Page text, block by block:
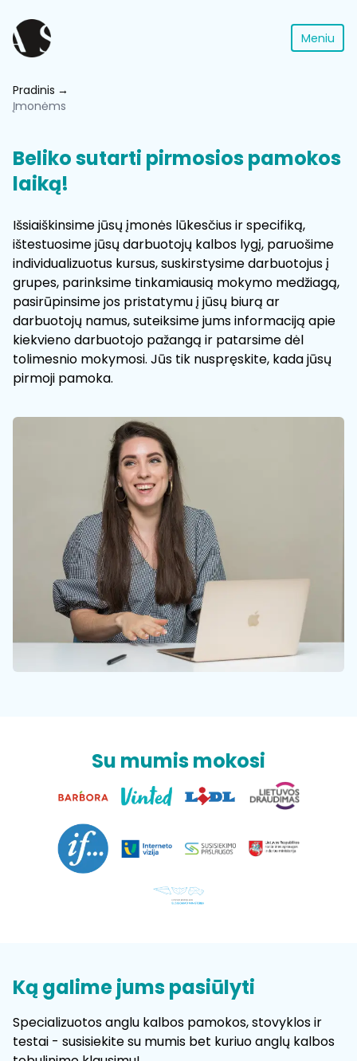
Meniu
Pradinis
Įmonėms
Beliko sutarti pirmosios pamokos
laiką!
Išsiaiškinsime jūsų įmonės lūkesčius ir specifiką,
ištestuosime jūsų darbuotojų kalbos lygį, paruošime
individualizuotus kursus, suskirstysime darbuotojus į
grupes, parinksime tinkamiausią mokymo medžiagą,
pasirūpinsime jos pristatymu į jūsų biurą ar
darbuotojų namus, suteiksime jums informaciją apie
kiekvieno darbuotojo pažangą ir patarsime dėl
tolimesnio mokymosi. Jūs tik nuspręskite, kada jūsų
pirmoji pamoka.
Su mumis mokosi
Ką galime jums pasiūlyti
Specializuotos anglu kalbos pamokos, stovyklos ir
testai - susisiekite su mumis bet kuriuo anglų kalbos